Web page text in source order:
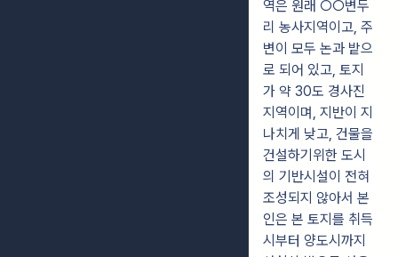
역은 원래 ○○변두
리 농사지역이고, 주
변이 모두 논과 밭으
로 되어 있고, 토지
가 약 30도 경사진
지역이며, 지반이 지
나치게 낮고, 건물을
건설하기위한 도시
의 기반시설이 전혀
조성되지 않아서 본
인은 본 토지를 취득
시부터 양도시까지